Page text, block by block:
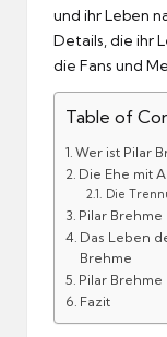
und ihr Leben
Details, die ihr
die Fans und
Table of
Wer ist Pilar
Die Ehe mit
Die
Pilar Brehme
Das Leben
Brehme
Pilar
Fazit